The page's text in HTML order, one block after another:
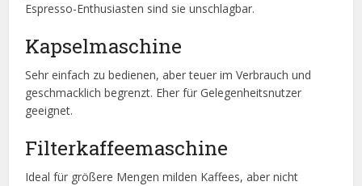
Espresso-Enthusiasten sind sie unschlagbar.
Kapselmaschine
Sehr einfach zu bedienen, aber teuer im Verbrauch und
geschmacklich begrenzt. Eher für Gelegenheitsnutzer
geeignet.
Filterkaffeemaschine
Ideal für größere Mengen milden Kaffees, aber nicht